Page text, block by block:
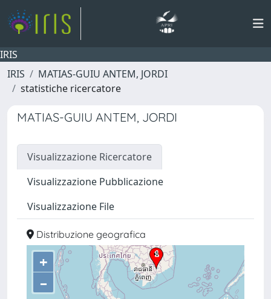
IRIS
IRIS
MATIAS-GUIU ANTEM, JORDI
statistiche ricercatore
MATIAS-GUIU ANTEM, JORDI
Visualizzazione Ricercatore
Visualizzazione Pubblicazione
Visualizzazione File
Distribuzione geografica
+
–